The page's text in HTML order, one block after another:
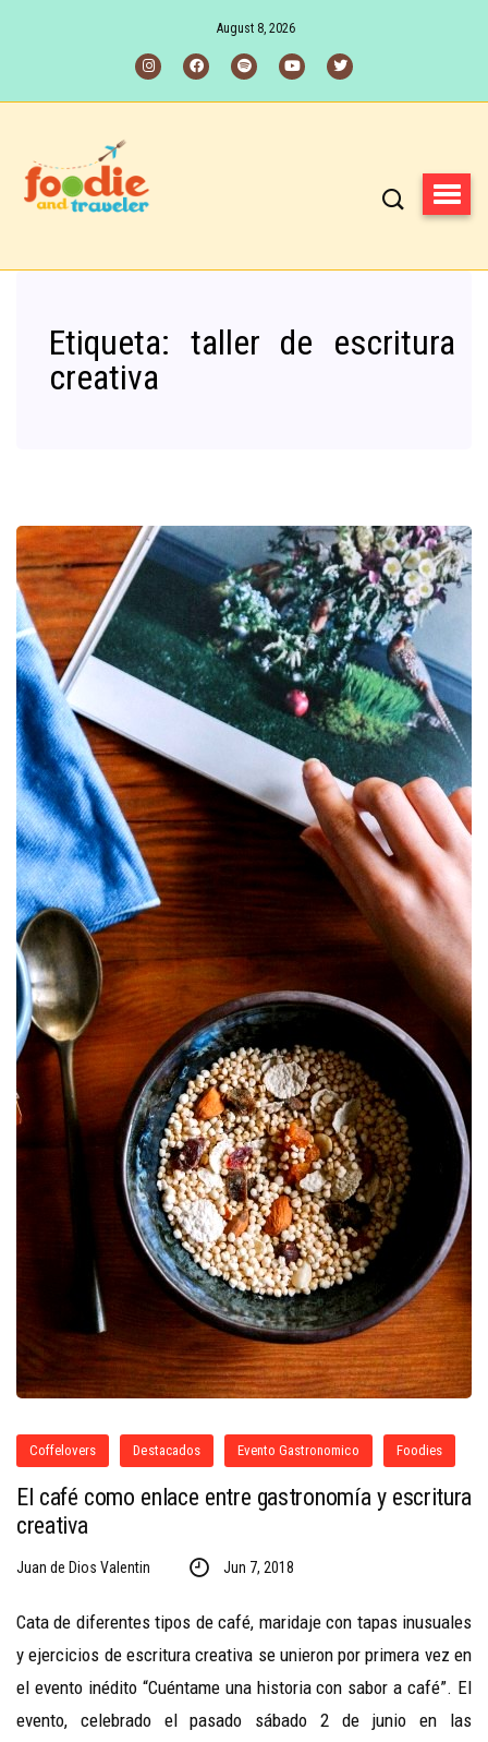
August 8, 2026
Etiqueta: taller de escritura
creativa
Coffelovers Destacados Evento Gastronomico Foodies
El café como enlace entre gastronomía y escritura
creativa
Juan de Dios Valentin Jun 7, 2018
Cata de diferentes tipos de café, maridaje con tapas inusuales
y ejercicios de escritura creativa se unieron por primera vez en
el evento inédito “Cuéntame una historia con sabor a café”. El
evento, celebrado el pasado sábado 2 de junio en las